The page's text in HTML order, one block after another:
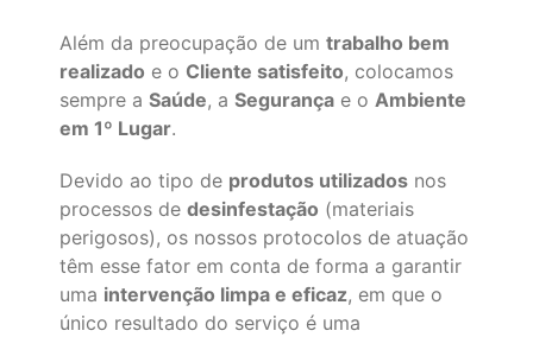
Além da preocupação de um trabalho bem
realizado e o Cliente satisfeito, colocamos
sempre a Saúde, a Segurança e o Ambiente
em 1º Lugar.
Devido ao tipo de produtos utilizados nos
processos de desinfestação (materiais
perigosos), os nossos protocolos de atuação
têm esse fator em conta de forma a garantir
uma intervenção limpa e eficaz, em que o
único resultado do serviço é uma